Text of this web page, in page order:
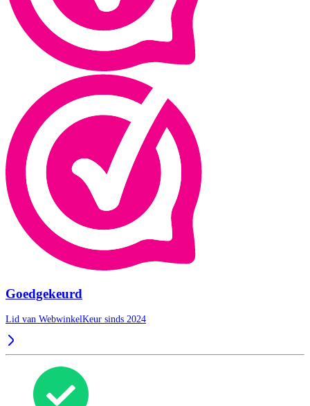
Goedgekeurd
Lid van WebwinkelKeur sinds 2024